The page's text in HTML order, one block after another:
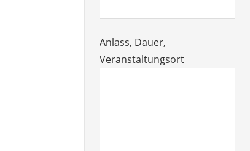
Anlass, Dauer,
Veranstaltungsort